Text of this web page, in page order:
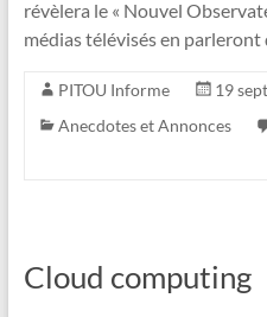
révèlera le « Nouvel
médias télévisés en parleront
PITOU Informe
19
Anecdotes et Annonces
Cloud computing